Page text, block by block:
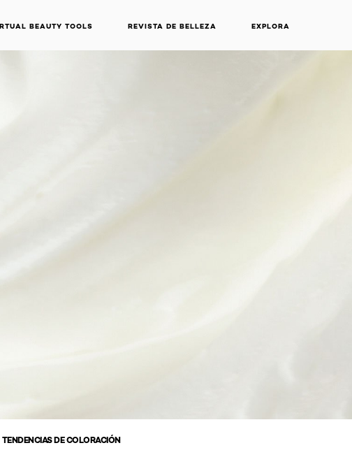
BEAUTY TOOLS REVISTA DE BELLEZA EXPLORA
TENDENCIAS DE COLORACIÓN